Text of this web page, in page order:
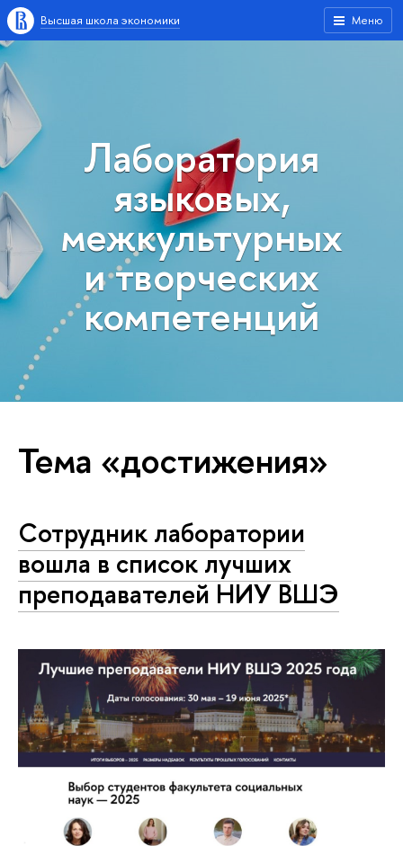
Меню
Высшая школа экономики
Лаборатория
языковых,
межкультурных
и творческих
компетенций
Тема «достижения»
Сотрудник лаборатории
вошла в список лучших
преподавателей НИУ ВШЭ